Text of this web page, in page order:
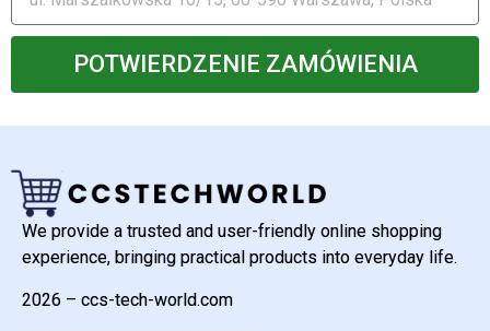
POTWIERDZENIE ZAMÓWIENIA
We provide a trusted and user-friendly online shopping
experience, bringing practical products into everyday life.
2026 – ccs-tech-world.com